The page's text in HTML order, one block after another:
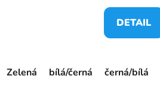
DETAIL
Zelená bílá/černá černá/bílá